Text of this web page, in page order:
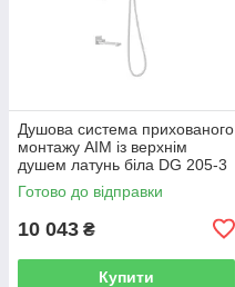
Душова система прихованого
монтажу AIM із верхнім
душем латунь біла DG 205-3
frosted white
Готово до відправки
10 043 ₴
Купити